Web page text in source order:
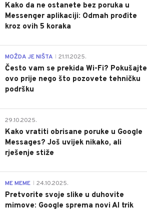
Kako da ne ostanete bez poruka u
Messenger aplikaciji: Odmah prođite
kroz ovih 5 koraka
MOŽDA JE NIŠTA 21.11.2025.
Često vam se prekida Wi-Fi? Pokušajte
ovo prije nego što pozovete tehničku
podršku
29.10.2025.
Kako vratiti obrisane poruke u Google
Messages? Još uvijek nikako, ali
rješenje stiže
ME MEME 24.10.2025.
Pretvorite svoje slike u duhovite
mimove: Google sprema novi AI trik